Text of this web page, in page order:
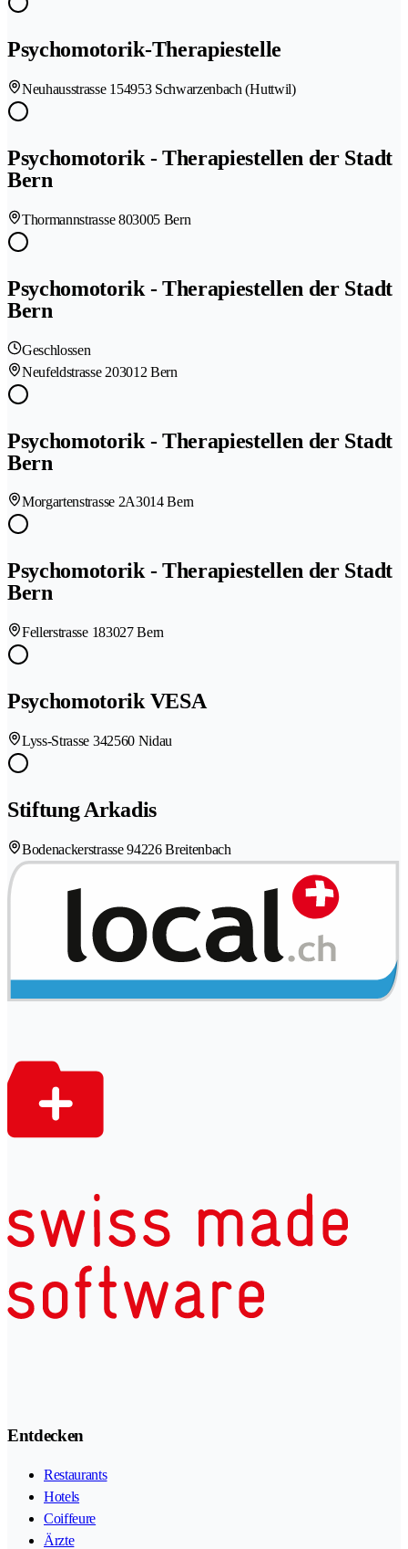
Psychomotorik-Therapiestelle
Neuhausstrasse 154953 Schwarzenbach (Huttwil)
Psychomotorik - Therapiestellen der Stadt
Bern
Thormannstrasse 803005 Bern
Psychomotorik - Therapiestellen der Stadt
Bern
Geschlossen
Neufeldstrasse 203012 Bern
Psychomotorik - Therapiestellen der Stadt
Bern
Morgartenstrasse 2A3014 Bern
Psychomotorik - Therapiestellen der Stadt
Bern
Fellerstrasse 183027 Bern
Psychomotorik VESA
Lyss-Strasse 342560 Nidau
Stiftung Arkadis
Bodenackerstrasse 94226 Breitenbach
Entdecken
Restaurants
Hotels
Coiffeure
Ärzte